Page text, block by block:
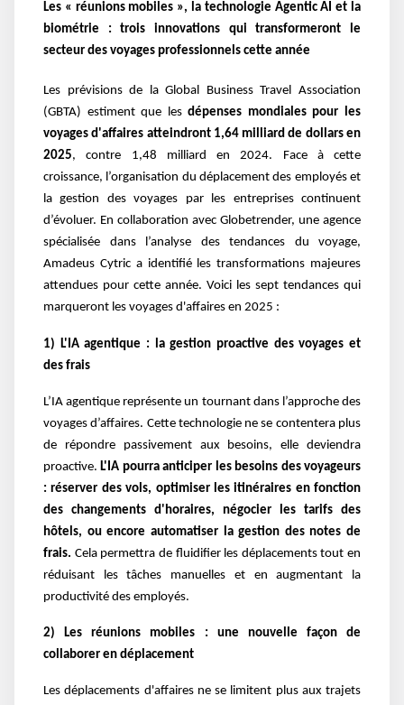
Les « réunions mobiles », la technologie Agentic AI et la
biométrie : trois innovations qui transformeront le
secteur des voyages professionnels cette année
Les prévisions de la Global Business Travel Association
(GBTA) estiment que lesdépenses mondiales pour les
voyages d'affaires atteindront 1,64 milliard de dollars en
2025, contre 1,48 milliard en 2024. Face à cette
croissance, l’organisation du déplacement des employés et
la gestion des voyages par les entreprises continuent
d’évoluer. En collaboration avec Globetrender, une agence
spécialisée dans l’analyse des tendances du voyage,
Amadeus Cytric a identifié les transformations majeures
attendues pour cette année. Voici les sept tendances qui
marqueront les voyages d'affaires en 2025 :
1) L'IA agentique : la gestion proactive des voyages et
des frais
L’IA agentique représente un tournant dans l’approche des
voyages d’affaires. Cette technologie ne se contentera plus
de répondre passivement aux besoins, elle deviendra
proactive. L'IA pourra anticiper les besoins des voyageurs
: réserver des vols, optimiser les itinéraires en fonction
des changements d'horaires, négocier les tarifs des
hôtels, ou encore automatiser la gestion des notes de
frais. Cela permettra de fluidifier les déplacements tout en
réduisant les tâches manuelles et en augmentant la
productivité des employés.
2) Les réunions mobiles : une nouvelle façon de
collaborer en déplacement
Les déplacements d'affaires ne se limitent plus aux trajets